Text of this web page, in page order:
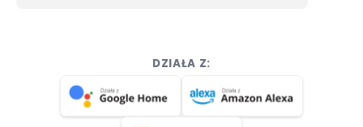
DZIAŁA Z: